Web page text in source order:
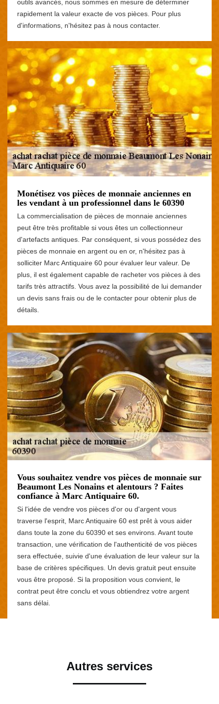
outils avancés, nous sommes en mesure de déterminer
rapidement la valeur exacte de vos pièces. Pour plus
d'informations, n'hésitez pas à nous contacter.
Monétisez vos pièces de monnaie anciennes en
les vendant à un professionnel dans le 60390
La commercialisation de pièces de monnaie anciennes
peut être très profitable si vous êtes un collectionneur
d'artefacts antiques. Par conséquent, si vous possédez des
pièces de monnaie en argent ou en or, n'hésitez pas à
solliciter Marc Antiquaire 60 pour évaluer leur valeur. De
plus, il est également capable de racheter vos pièces à des
tarifs très attractifs. Vous avez la possibilité de lui demander
un devis sans frais ou de le contacter pour obtenir plus de
détails.
Vous souhaitez vendre vos pièces de monnaie sur
Beaumont Les Nonains et alentours ? Faites
confiance à Marc Antiquaire 60.
Si l'idée de vendre vos pièces d'or ou d'argent vous
traverse l'esprit, Marc Antiquaire 60 est prêt à vous aider
dans toute la zone du 60390 et ses environs. Avant toute
transaction, une vérification de l'authenticité de vos pièces
sera effectuée, suivie d'une évaluation de leur valeur sur la
base de critères spécifiques. Un devis gratuit peut ensuite
vous être proposé. Si la proposition vous convient, le
contrat peut être conclu et vous obtiendrez votre argent
sans délai.
Autres services